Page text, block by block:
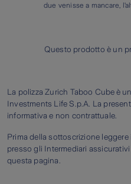
due venisse a mancare,
Questo prodotto è un
La polizza Zurich Taboo Cube è
Investments Life S.p.A. La
informativa e non contrattuale.
Prima della sottoscrizione
presso gli Intermediari
questa pagina.